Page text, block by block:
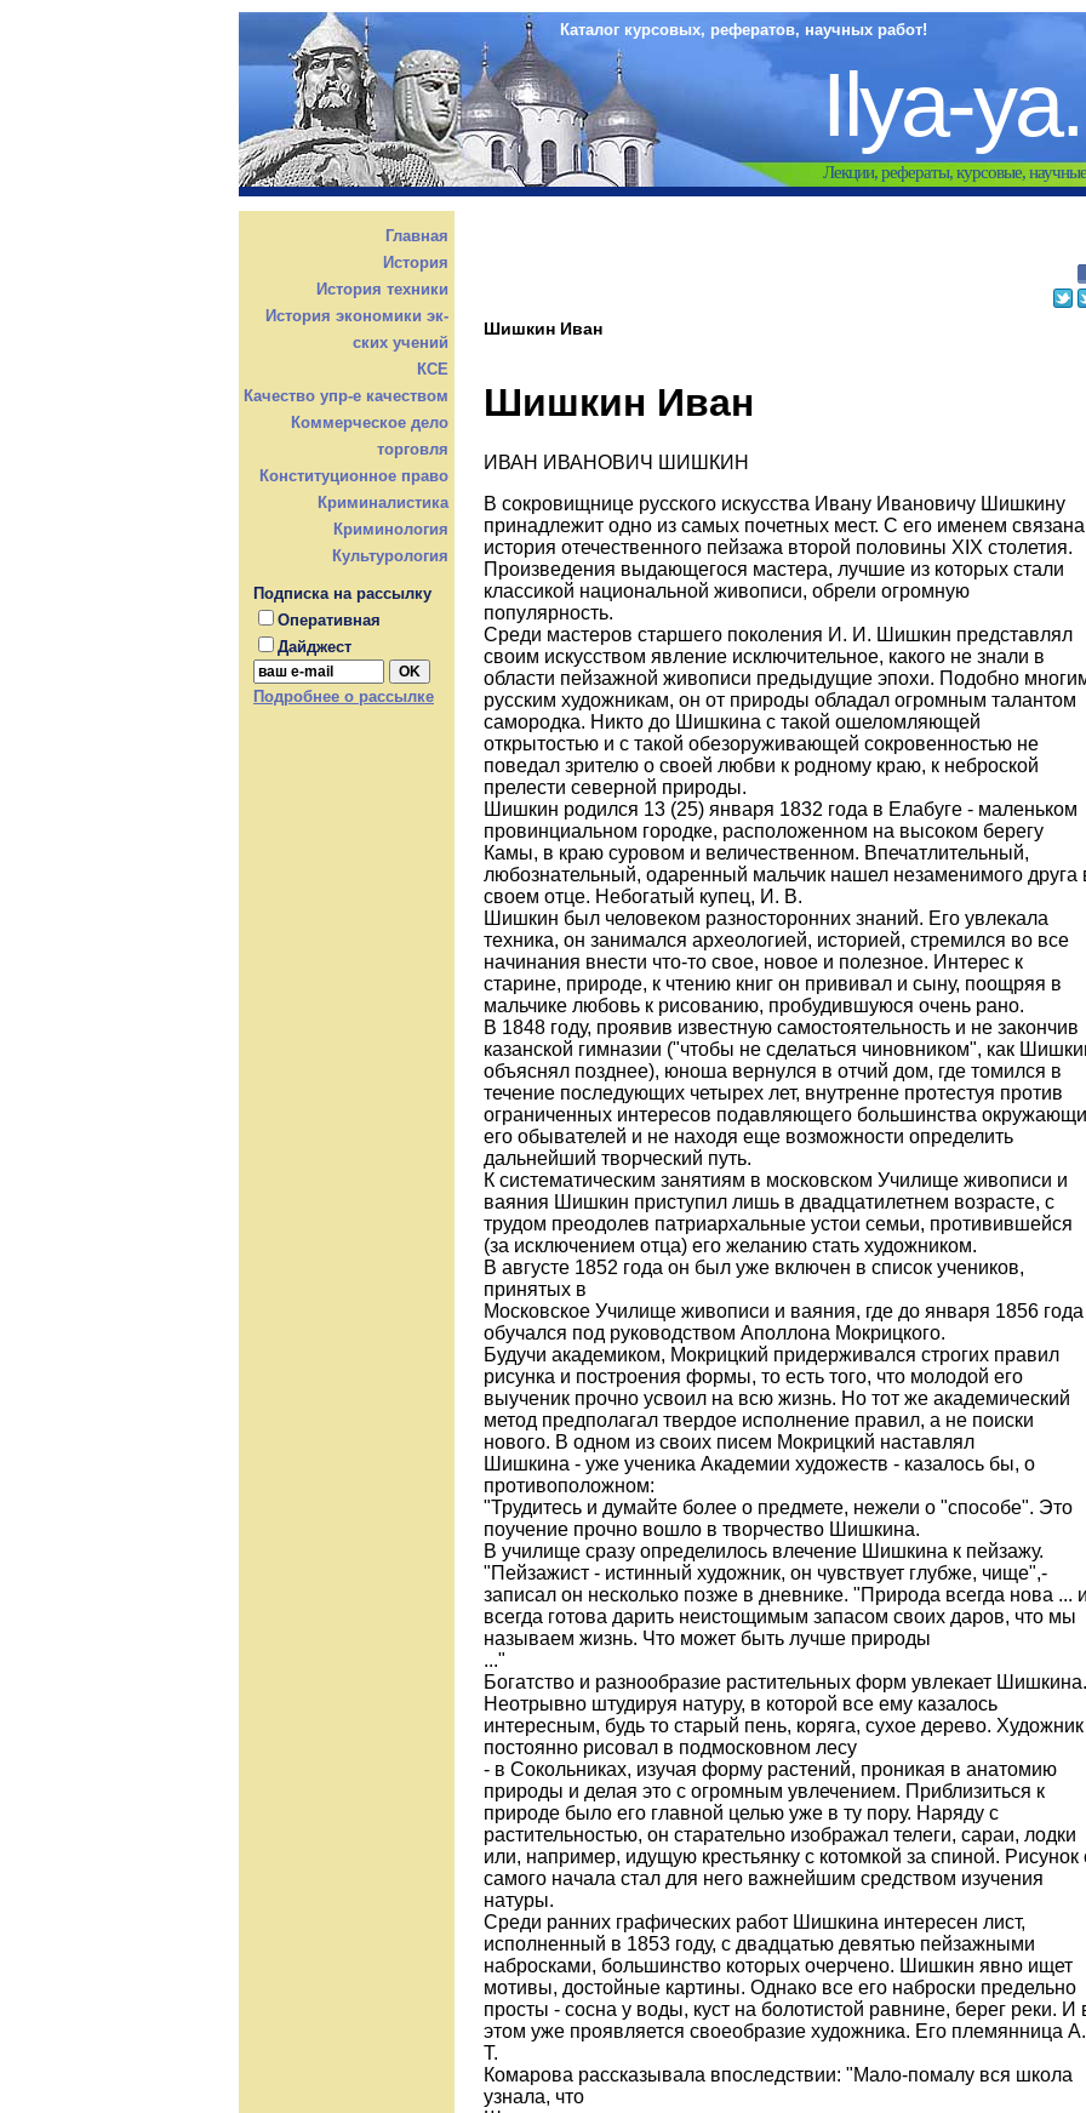
Каталог курсовых, рефератов, научных работ!
Ilya-
Лекции, рефераты, курсовые,
Главная
История
История техники
История экономики эк-
ских учений
КСЕ
Качество упр-е качеством
Коммерческое дело
торговля
Конституционное право
Криминалистика
Криминология
Культурология
Подписка на рассылку
Оперативная
Дайджест
Подробнее о рассылке
Шишкин Иван
Шишкин Иван
ИВАН ИВАНОВИЧ ШИШКИН
В сокровищнице русского искусства Ивану Ивановичу Шишкину
принадлежит одно из самых почетных мест. С его именем связана
история отечественного пейзажа второй половины XIX столетия.
Произведения выдающегося мастера, лучшие из которых стали
классикой национальной живописи, обрели огромную
популярность.
Среди мастеров старшего поколения И. И. Шишкин представлял
своим искусством явление исключительное, какого не знали в
области пейзажной живописи предыдущие эпохи. Подобно
русским художникам, он от природы обладал огромным талантом
самородка. Никто до Шишкина с такой ошеломляющей
открытостью и с такой обезоруживающей сокровенностью не
поведал зрителю о своей любви к родному краю, к неброской
прелести северной природы.
Шишкин родился 13 (25) января 1832 года в Елабуге - маленьком
провинциальном городке, расположенном на высоком берегу
Камы, в краю суровом и величественном. Впечатлительный,
любознательный, одаренный мальчик нашел незаменимого друга
своем отце. Небогатый купец, И. В.
Шишкин был человеком разносторонних знаний. Его увлекала
техника, он занимался археологией, историей, стремился во все
начинания внести что-то свое, новое и полезное. Интерес к
старине, природе, к чтению книг он прививал и сыну, поощряя в
мальчике любовь к рисованию, пробудившуюся очень рано.
В 1848 году, проявив известную самостоятельность и не закончив
казанской гимназии ("чтобы не сделаться чиновником", как
объяснял позднее), юноша вернулся в отчий дом, где томился в
течение последующих четырех лет, внутренне протестуя против
ограниченных интересов подавляющего большинства
его обывателей и не находя еще возможности определить
дальнейший творческий путь.
К систематическим занятиям в московском Училище живописи и
ваяния Шишкин приступил лишь в двадцатилетнем возрасте, с
трудом преодолев патриархальные устои семьи, противившейся
(за исключением отца) его желанию стать художником.
В августе 1852 года он был уже включен в список учеников,
принятых в
Московское Училище живописи и ваяния, где до января 1856 года
обучался под руководством Аполлона Мокрицкого.
Будучи академиком, Мокрицкий придерживался строгих правил
рисунка и построения формы, то есть того, что молодой его
выученик прочно усвоил на всю жизнь. Но тот же академический
метод предполагал твердое исполнение правил, а не поиски
нового. В одном из своих писем Мокрицкий наставлял
Шишкина - уже ученика Академии художеств - казалось бы, о
противоположном:
"Трудитесь и думайте более о предмете, нежели о "способе". Это
поучение прочно вошло в творчество Шишкина.
В училище сразу определилось влечение Шишкина к пейзажу.
"Пейзажист - истинный художник, он чувствует глубже, чище",-
записал он несколько позже в дневнике. "Природа всегда нова ...
всегда готова дарить неистощимым запасом своих даров, что мы
называем жизнь. Что может быть лучше природы
..."
Богатство и разнообразие растительных форм увлекает Шишкина.
Неотрывно штудируя натуру, в которой все ему казалось
интересным, будь то старый пень, коряга, сухое дерево. Художник
постоянно рисовал в подмосковном лесу
- в Сокольниках, изучая форму растений, проникая в анатомию
природы и делая это с огромным увлечением. Приблизиться к
природе было его главной целью уже в ту пору. Наряду с
растительностью, он старательно изображал телеги, сараи, лодки
или, например, идущую крестьянку с котомкой за спиной. Рисунок
самого начала стал для него важнейшим средством изучения
натуры.
Среди ранних графических работ Шишкина интересен лист,
исполненный в 1853 году, с двадцатью девятью пейзажными
набросками, большинство которых очерчено. Шишкин явно ищет
мотивы, достойные картины. Однако все его наброски предельно
просты - сосна у воды, куст на болотистой равнине, берег реки. И
этом уже проявляется своеобразие художника. Его племянница А.
Т.
Комарова рассказывала впоследствии: "Мало-помалу вся школа
узнала, что